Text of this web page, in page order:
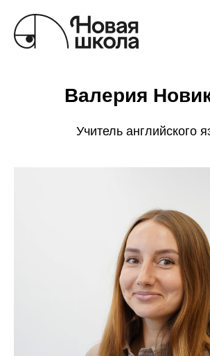
Валерия
Учитель английского